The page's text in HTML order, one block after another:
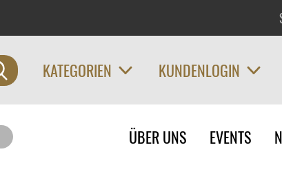
KATEGORIEN KUNDENLOGIN
Navigation
überspringen
ÜBER UNS EVENTS